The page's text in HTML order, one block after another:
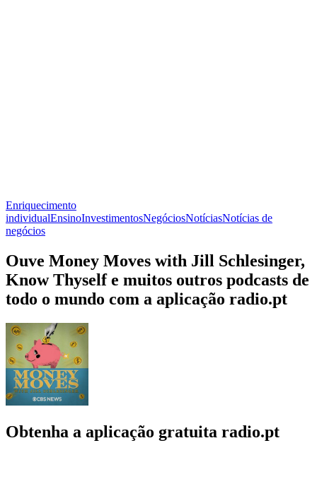
Enriquecimento
individualEnsinoInvestimentosNegóciosNotíciasNotícias de
negócios
Ouve Money Moves with Jill Schlesinger,
Know Thyself e muitos outros podcasts de
todo o mundo com a aplicação radio.pt
Obtenha a aplicação gratuita radio.pt